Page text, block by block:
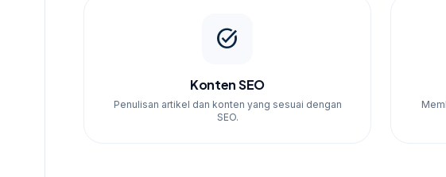
efektif tetapi juga terukur. konsultasikan kebutuhan via
task_alt
Konten SEO
Penulisan artikel dan konten yang sesuai dengan
SEO.